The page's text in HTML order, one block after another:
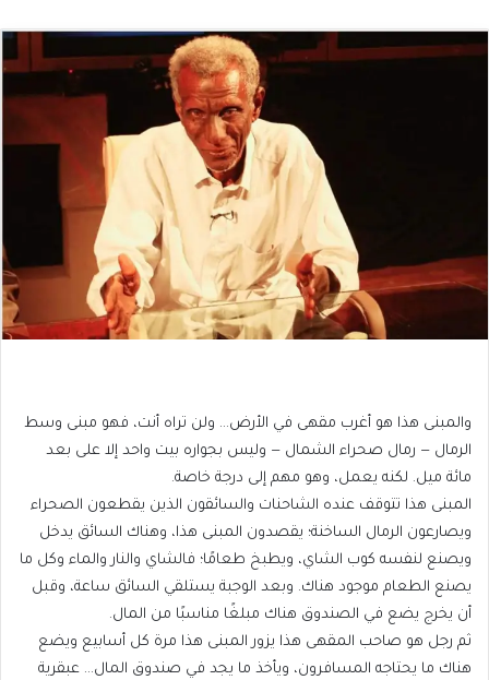
والمبنى هذا هو أغرب مقهى في الأرض… ولن تراه أنت، فهو مبنى وسط
الرمال — رمال صحراء الشمال — وليس بجواره بيت واحد إلا على بعد
مائة ميل. لكنه يعمل، وهو مهم إلى درجة خاصة.
المبنى هذا تتوقف عنده الشاحنات والسائقون الذين يقطعون الصحراء
ويصارعون الرمال الساخنة؛ يقصدون المبنى هذا، وهناك السائق يدخل
ويصنع لنفسه كوب الشاي، ويطبخ طعامًا؛ فالشاي والنار والماء وكل ما
يصنع الطعام موجود هناك. وبعد الوجبة يستلقي السائق ساعة، وقبل
أن يخرج يضع في الصندوق هناك مبلغًا مناسبًا من المال.
ثم رجل هو صاحب المقهى هذا يزور المبنى هذا مرة كل أسابيع ويضع
هناك ما يحتاجه المسافرون، ويأخذ ما يجد في صندوق المال… عبقرية